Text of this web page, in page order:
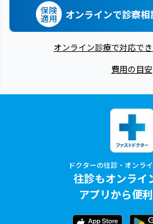
保険
適用 オンラインで診察相
オンライン診療で対応で
費用の目安
ドクターの往診・オンラ
往診もオンライ
アプリから便